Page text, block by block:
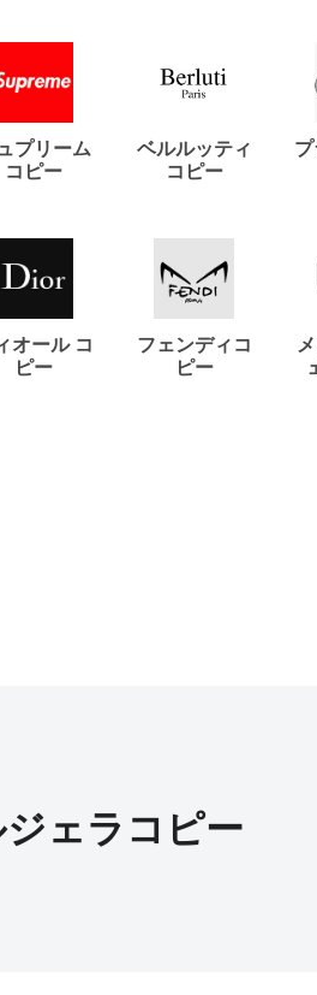
プリーム
コピー
ベルルッティ
コピー
オール コ
ピー
フェンディコ
ピー
ェラコピー